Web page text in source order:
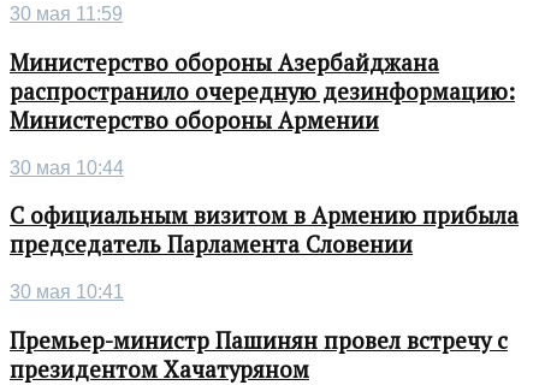
30 мая 11:59
Министерство обороны Азербайджана
распространило очередную дезинформацию:
Министерство обороны Армении
30 мая 10:44
С официальным визитом в Армению прибыла
председатель Парламента Словении
30 мая 10:41
Премьер-министр Пашинян провел встречу с
президентом Хачатуряном